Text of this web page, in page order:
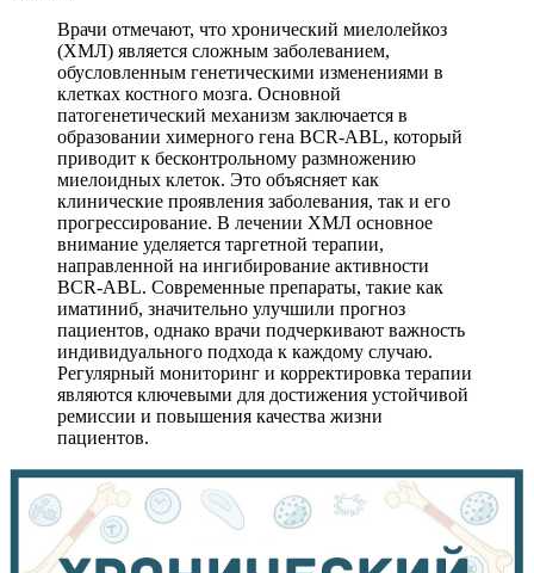
Врачи отмечают, что хронический миелолейкоз
(ХМЛ) является сложным заболеванием,
обусловленным генетическими изменениями в
клетках костного мозга. Основной
патогенетический механизм заключается в
образовании химерного гена BCR-ABL, который
приводит к бесконтрольному размножению
миелоидных клеток. Это объясняет как
клинические проявления заболевания, так и его
прогрессирование. В лечении ХМЛ основное
внимание уделяется таргетной терапии,
направленной на ингибирование активности
BCR-ABL. Современные препараты, такие как
иматиниб, значительно улучшили прогноз
пациентов, однако врачи подчеркивают важность
индивидуального подхода к каждому случаю.
Регулярный мониторинг и корректировка терапии
являются ключевыми для достижения устойчивой
ремиссии и повышения качества жизни
пациентов.